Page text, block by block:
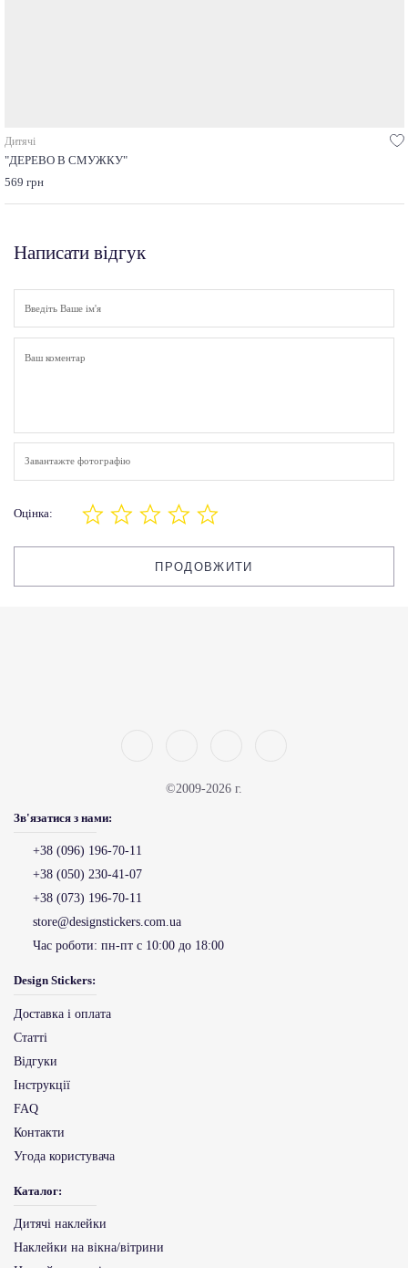
Дитячі
"ДЕРЕВО В СМУЖКУ"
569 грн
Написати відгук
Завантажте фотографію
Оцінка:
ПРОДОВЖИТИ
©2009-2026 г.
Зв'язатися з нами:
+38 (096) 196-70-11
+38 (050) 230-41-07
+38 (073) 196-70-11
store@designstickers.com.ua
Час роботи: пн-пт с 10:00 до 18:00
Design Stickers:
Доставка і оплата
Статті
Відгуки
Інструкції
FAQ
Контакти
Угода користувача
Каталог:
Дитячі наклейки
Наклейки на вікна/вітрини